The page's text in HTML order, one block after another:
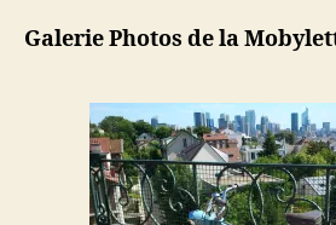
Galerie Photos de la